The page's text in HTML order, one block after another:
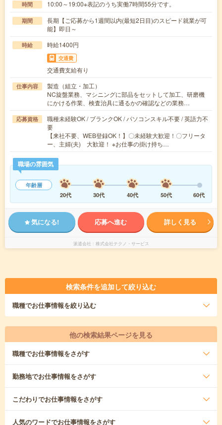
時間 10:00～19:00※表記のうち実働7時間55分です。
期間
長期【ご応募から1週間以内(最短2日目)のスピード就業が可
能】即日～
時給 時給1400円
交通費
交通費支給有り
仕事内容
製造（組立・加工）
NC旋盤業務、マシニングに部品をセットして加工、研磨機
にかける作業、検査治具に通るかの確認などの業務…
応募資格
職種未経験OK / ブランクOK / パソコンスキル不要 / 英語力不
要
【来社不要、WEB登録OK！】〇未経験大歓迎！〇フリータ
ー、主婦(夫) 大歓迎！ ※お仕事の掛け持ち…
職場の雰囲気
年齢層
20代
30代 40代 50代 60代
気になる! 応募へ進む 詳しく見る
派遣会社 株式会社テクノ・サービス
検索条件を追加して絞り込む
職種でお仕事情報を絞り込む
他の検索結果ページを見る
職種でお仕事情報をさがす
勤務地でお仕事情報をさがす
こだわりでお仕事情報をさがす
人気のワードでお仕事情報をさがす